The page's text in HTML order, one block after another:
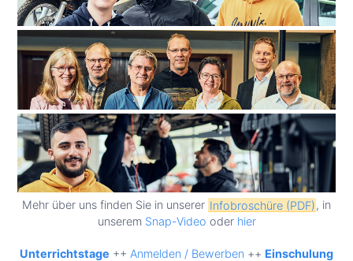
Mehr über uns finden Sie in unserer Infobroschüre (PDF) , in
unserem Snap-Video oder hier
Unterrichtstage ++ Anmelden / Bewerben ++ Einschulung